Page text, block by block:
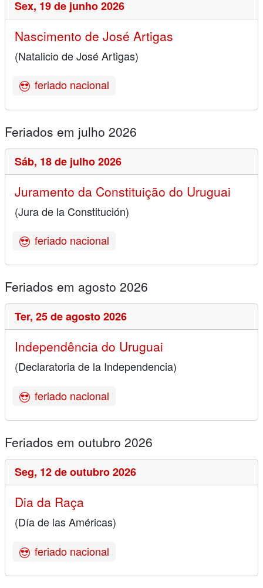
Sex, 19 de junho 2026
Nascimento de José Artigas
(Natalicio de José Artigas)
feriado nacional
Feriados em julho 2026
Sáb, 18 de julho 2026
Juramento da Constituição do Uruguai
(Jura de la Constitución)
feriado nacional
Feriados em agosto 2026
Ter, 25 de agosto 2026
Independência do Uruguai
(Declaratoria de la Independencia)
feriado nacional
Feriados em outubro 2026
Seg, 12 de outubro 2026
Dia da Raça
(Día de las Américas)
feriado nacional